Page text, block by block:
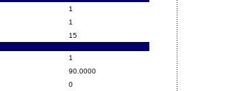
1
1
15
1
90.0000
0